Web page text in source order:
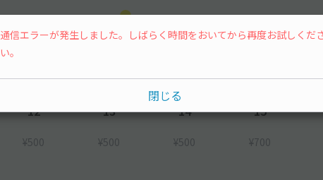
6 7 8
12
¥500
13
¥500
14
¥500
15
¥700
通信エラーが発生しました。しばらく時間をおいてから再度お試しくだ
い。
閉じる